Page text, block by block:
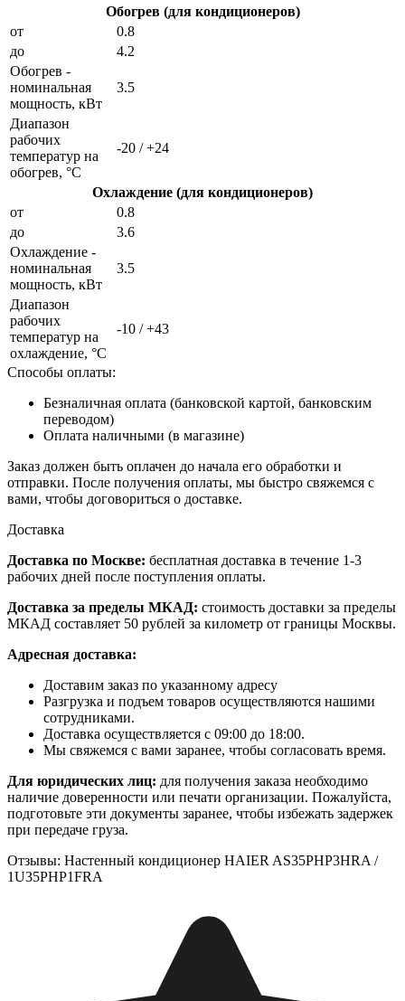
Обогрев (для кондиционеров)
от
0.8
до
4.2
Обогрев -
номинальная
мощность, кВт
3.5
Диапазон
рабочих
температур на
обогрев, °C
-20 / +24
Охлаждение (для кондиционеров)
от
0.8
до
3.6
Охлаждение -
номинальная
мощность, кВт
3.5
Диапазон
рабочих
температур на
охлаждение, °C
-10 / +43
Способы оплаты:
Безналичная оплата (банковской картой, банковским
переводом)
Оплата наличными (в магазине)
Заказ должен быть оплачен до начала его обработки и
отправки. После получения оплаты, мы быстро свяжемся с
вами, чтобы договориться о доставке.
Доставка
Доставка по Москве: бесплатная доставка в течение 1-3
рабочих дней после поступления оплаты.
Доставка за пределы МКАД: стоимость доставки за пределы
МКАД составляет 50 рублей за километр от границы Москвы.
Адресная доставка:
Доставим заказ по указанному адресу
Разгрузка и подъем товаров осуществляются нашими
сотрудниками.
Доставка осуществляется с 09:00 до 18:00.
Мы свяжемся с вами заранее, чтобы согласовать время.
Для юридических лиц: для получения заказа необходимо
наличие доверенности или печати организации. Пожалуйста,
подготовьте эти документы заранее, чтобы избежать задержек
при передаче груза.
Отзывы: Настенный кондиционер HAIER AS35PHP3HRA /
1U35PHP1FRA